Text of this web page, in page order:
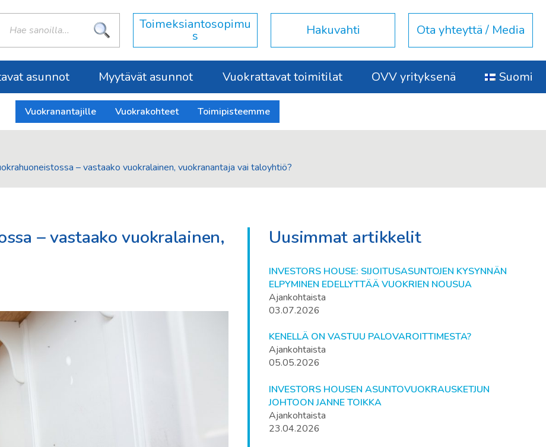
Toimeksiantosopimu
s Hakuvahti Ota yhteyttä / Media
asunnot Myytävät asunnot Vuokrattavat toimitilat OVV yrityksenä Suomi
Vuokranantajille Vuokrakohteet Toimipisteemme
– vastaako vuokralainen, vuokranantaja vai taloyhtiö?
– vastaako vuokralainen,
Uusimmat artikkelit
INVESTORS HOUSE: SIJOITUSASUNTOJEN KYSYNNÄN
ELPYMINEN EDELLYTTÄÄ VUOKRIEN NOUSUA
Ajankohtaista
03.07.2026
KENELLÄ ON VASTUU PALOVAROITTIMESTA?
Ajankohtaista
05.05.2026
INVESTORS HOUSEN ASUNTOVUOKRAUSKETJUN
JOHTOON JANNE TOIKKA
Ajankohtaista
23.04.2026